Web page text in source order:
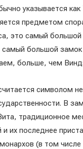
указывается как
предметом
это самый
большой
больше, чем
символом
В
традиционное
и их последнее
(в том числе